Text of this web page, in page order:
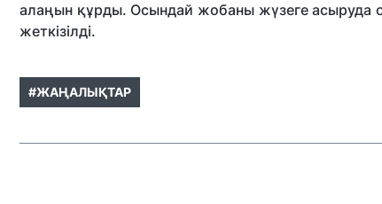
алаңын құрды. Осындай жобаны жүзеге асыруда
жеткізілді.
#ЖАҢАЛЫҚТАР